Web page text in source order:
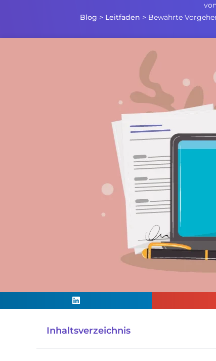
Blog > Leitfaden > Bewährte
Inhaltsverzeichnis